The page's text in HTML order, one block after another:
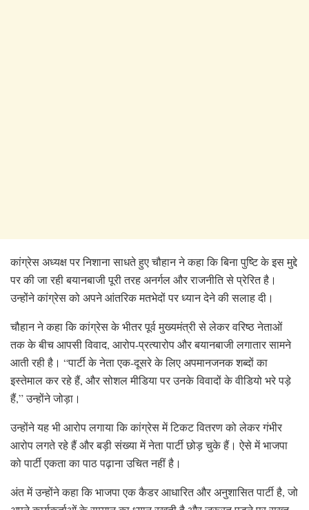
कांग्रेस अध्यक्ष पर निशाना साधते हुए चौहान ने कहा कि बिना पुष्टि के इस मुद्दे
पर की जा रही बयानबाजी पूरी तरह अनर्गल और राजनीति से प्रेरित है।
उन्होंने कांग्रेस को अपने आंतरिक मतभेदों पर ध्यान देने की सलाह दी।
चौहान ने कहा कि कांग्रेस के भीतर पूर्व मुख्यमंत्री से लेकर वरिष्ठ नेताओं
तक के बीच आपसी विवाद, आरोप-प्रत्यारोप और बयानबाजी लगातार सामने
आती रही है। “पार्टी के नेता एक-दूसरे के लिए अपमानजनक शब्दों का
इस्तेमाल कर रहे हैं, और सोशल मीडिया पर उनके विवादों के वीडियो भरे पड़े
हैं,” उन्होंने जोड़ा।
उन्होंने यह भी आरोप लगाया कि कांग्रेस में टिकट वितरण को लेकर गंभीर
आरोप लगते रहे हैं और बड़ी संख्या में नेता पार्टी छोड़ चुके हैं। ऐसे में भाजपा
को पार्टी एकता का पाठ पढ़ाना उचित नहीं है।
अंत में उन्होंने कहा कि भाजपा एक कैडर आधारित और अनुशासित पार्टी है, जो